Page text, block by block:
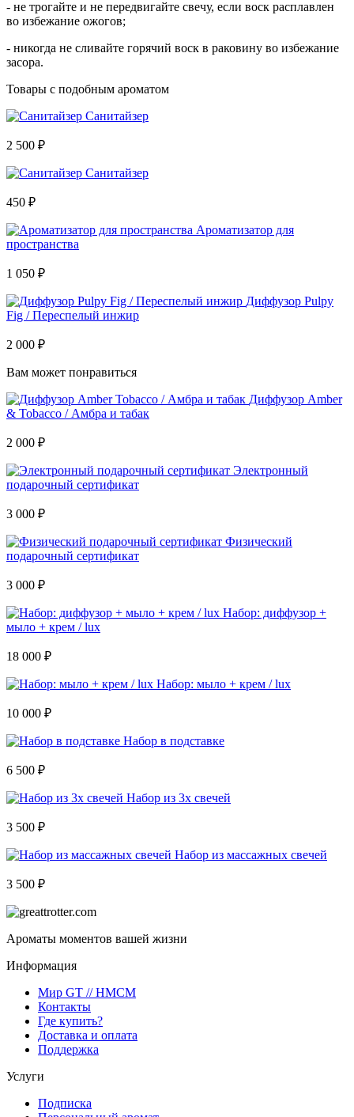
- не трогайте и не передвигайте свечу, если воск расплавлен
во избежание ожогов;
- никогда не сливайте горячий воск в раковину во избежание
засора.
Товары с подобным ароматом
Санитайзер
2 500 ₽
Санитайзер
450 ₽
Ароматизатор для
пространства
1 050 ₽
Диффузор Pulpy
Fig / Переспелый инжир
2 000 ₽
Вам может понравиться
Диффузор Amber
& Tobacco / Амбра и табак
2 000 ₽
Электронный
подарочный сертификат
3 000 ₽
Физический
подарочный сертификат
3 000 ₽
Набор: диффузор +
мыло + крем / lux
18 000 ₽
Набор: мыло + крем / lux
10 000 ₽
Набор в подставке
6 500 ₽
Набор из 3х свечей
3 500 ₽
Набор из массажных свечей
3 500 ₽
Ароматы моментов вашей жизни
Информация
Мир GT // HMCM
Контакты
Где купить?
Доставка и оплата
Поддержка
Услуги
Подписка